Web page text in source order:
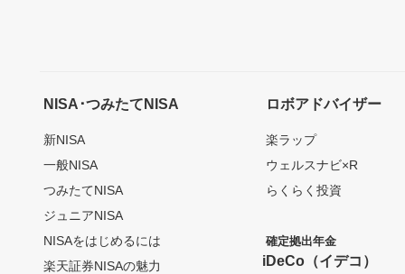
NISA･つみたてNISA
新NISA
一般NISA
つみたてNISA
ジュニアNISA
NISAをはじめるには
楽天証券NISAの魅力
ロボアドバイザー
楽ラップ
ウェルスナビ×R
らくらく投資
確定拠出年金
iDeCo（イデコ）